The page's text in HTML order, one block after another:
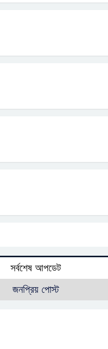
সর্বশেষ আপডেট
জনপ্রিয় পোস্ট